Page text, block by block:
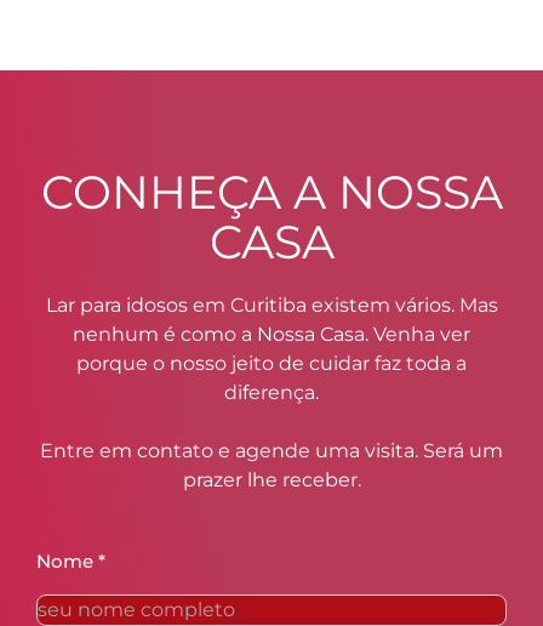
CONHEÇA A NOSSA
CASA
Lar para idosos em Curitiba existem vários. Mas
nenhum é como a Nossa Casa. Venha ver
porque o nosso jeito de cuidar faz toda a
diferença.
Entre em contato e agende uma visita. Será um
prazer lhe receber.
Nome *